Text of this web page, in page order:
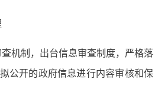
机制，出台信息审查制度，严格落
公开的政府信息进行内容审核和保